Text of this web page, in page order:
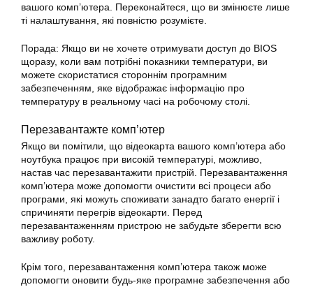
вашого комп’ютера. Переконайтеся, що ви змінюєте лише
ті налаштування, які повністю розумієте.
Порада: Якщо ви не хочете отримувати доступ до BIOS
щоразу, коли вам потрібні показники температури, ви
можете скористатися стороннім програмним
забезпеченням, яке відображає інформацію про
температуру в реальному часі на робочому столі.
Перезавантажте комп’ютер
Якщо ви помітили, що відеокарта вашого комп’ютера або
ноутбука працює при високій температурі, можливо,
настав час перезавантажити пристрій. Перезавантаження
комп’ютера може допомогти очистити всі процеси або
програми, які можуть споживати занадто багато енергії і
спричиняти перегрів відеокарти. Перед
перезавантаженням пристрою не забудьте зберегти всю
важливу роботу.
Крім того, перезавантаження комп’ютера також може
допомогти оновити будь-яке програмне забезпечення або